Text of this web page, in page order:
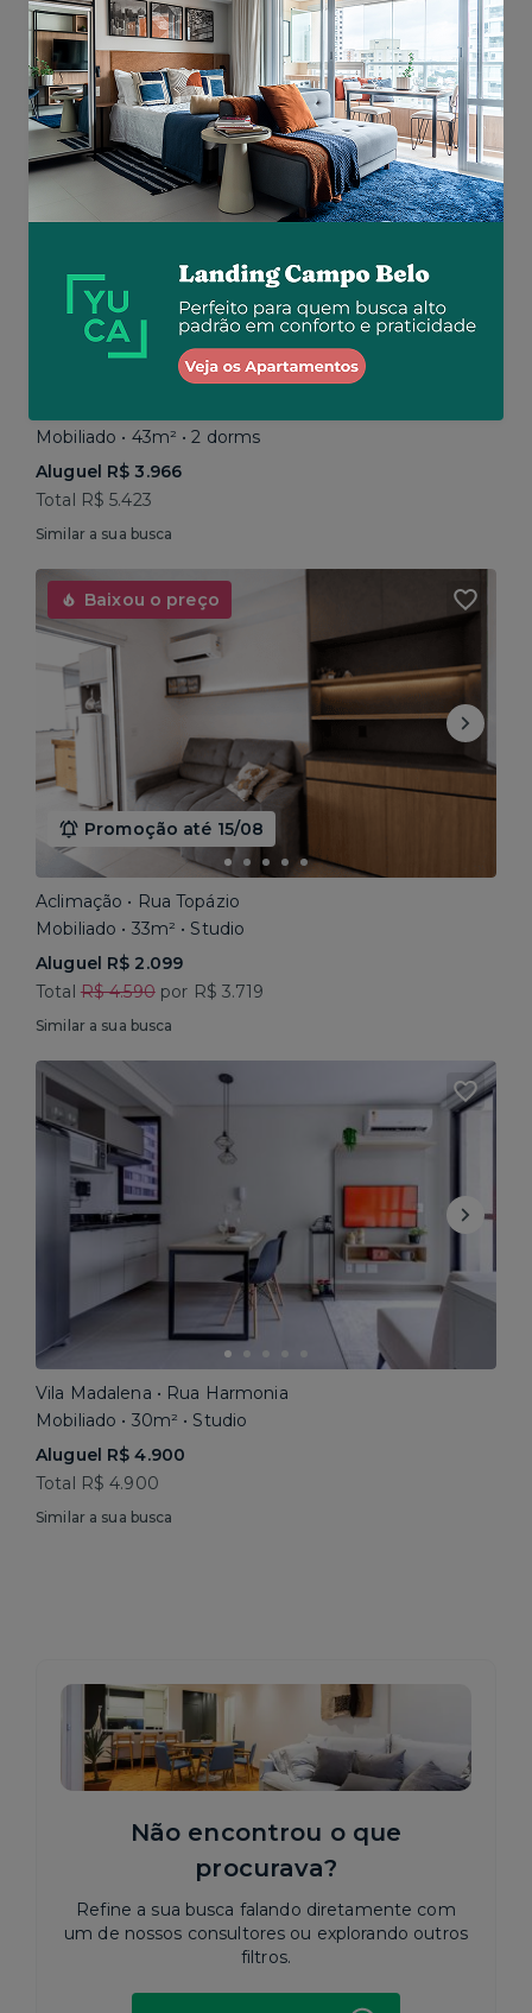
TotalR$ 4.276por R$ 4.188
Similar a sua busca
Mobiliado • 43m² • 2 dorms
Aluguel R$ 3.966
Total R$ 5.423
Similar a sua busca
Baixou o preço
Promoção até 15/08
Aclimação • Rua Topázio
Mobiliado • 33m² • Studio
Aluguel R$ 2.099
Total R$ 4.590por R$ 3.719
Similar a sua busca
Vila Madalena • Rua Harmonia
Mobiliado • 30m² • Studio
Aluguel R$ 4.900
Total R$ 4.900
Similar a sua busca
Não encontrou o que
procurava?
Refine a sua busca falando diretamente com
um de nossos consultores ou explorando outros
filtros.